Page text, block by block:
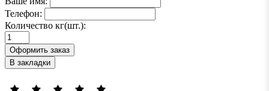
Телефон:
Количество кг(шт.):
Оформить заказ
В закладки